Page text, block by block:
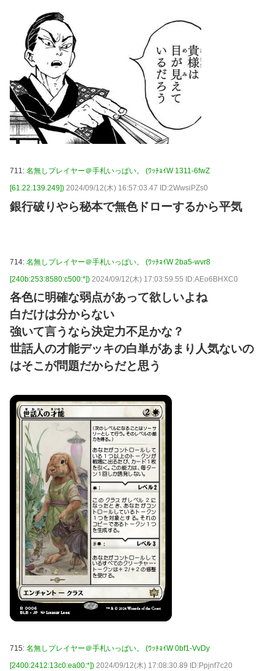
711: 名無しプレイヤー＠手札いっぱい。 (ﾜｯﾁｮｲW 1311-6fwZ
[61.22.139.249]) 2024/09/12(木) 16:57:03.47 ID:2WwsiPZs0
銀行破りやら秘本で無色ドローするから平気
714: 名無しプレイヤー＠手札いっぱい。 (ﾜｯﾁｮｲW 2ba5-wvr8
[240b:253:8580:c500:*]) 2024/09/12(木) 17:03:59.55 ID:AEo6BHXC0
各色に明確な弱点があって欲しいよね
白だけは分からない
強いて言うなら決定力不足かな？
世話人の才能デッキの白単があまり人気ないの
はそこが問題だからだと思う
715: 名無しプレイヤー＠手札いっぱい。 (ﾜｯﾁｮｲW 0bf1-VvDy
[2400:2412:13c0:ea00:*]) 2024/09/12(木) 17:08:30.89 ID:Ppjnf7c20